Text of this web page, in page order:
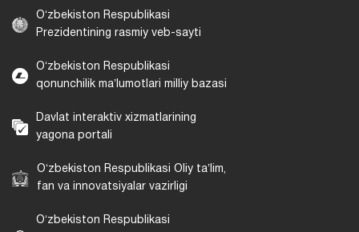
Oʻzbekiston Respublikasi
Prezidentining rasmiy veb-sayti
Oʻzbekiston Respublikasi
qonunchilik maʼlumotlari milliy bazasi
Davlat interaktiv xizmatlarining
yagona portali
Oʻzbekiston Respublikasi Oliy taʼlim,
fan va innovatsiyalar vazirligi
Oʻzbekiston Respublikasi